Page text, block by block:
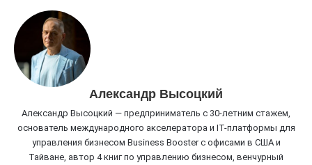
Александр Высоцкий
Александр Высоцкий — предприниматель с 30-летним стажем,
основатель международного акселератора и IT-платформы для
управления бизнесом Business Booster c офисами в США и
Тайване, автор 4 книг по управлению бизнесом, венчурный